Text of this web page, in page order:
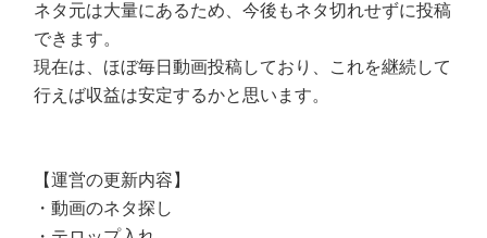
ネタ元は大量にあるため、今後もネタ切れせずに投稿
できます。
現在は、ほぼ毎日動画投稿しており、これを継続して
行えば収益は安定するかと思います。
【運営の更新内容】
・動画のネタ探し